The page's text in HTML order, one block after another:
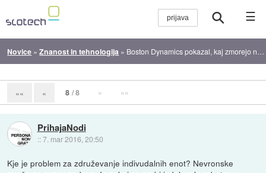
☰
Novice »Znanost in tehnologija » Boston Dynamics pokazal, kaj zmorejo novi humanoidni roboti
«« « 8 / 8 » »»
PrihajaNodi
::7. mar 2016, 20:50
Kje je problem za združevanje indivudalnih enot? Nevronske